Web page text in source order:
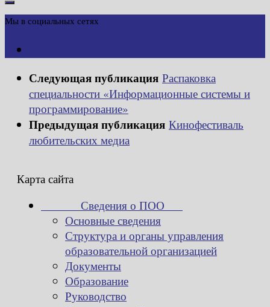
Мы в социальных сетях
Следующая публикация Распаковка
специальности «Информационные системы и
программирование»
Предыдущая публикация Кинофестиваль
любительских медиа
Карта сайта
Сведения о ПОО
Основные сведения
Структура и органы управления
образовательной организацией
Документы
Образование
Руководство